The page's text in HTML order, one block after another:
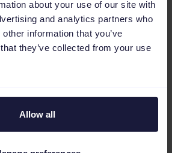
about your use of our site with
and analytics partners who
information that you’ve
they’ve collected from your use
Allow all
électronique et fournitures
Le bon canal pour les
en ligne en Suisse. Pour le